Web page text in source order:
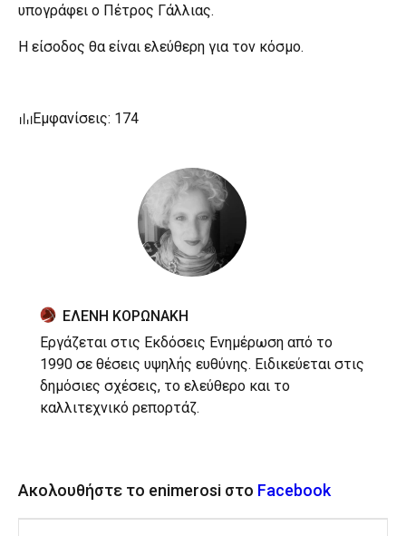
υπογράφει ο Πέτρος Γάλλιας.
Η είσοδος θα είναι ελεύθερη για τον κόσμο.
Εμφανίσεις: 174
ΕΛΕΝΗ ΚΟΡΩΝΑΚΗ
Εργάζεται στις Εκδόσεις Ενημέρωση από το
1990 σε θέσεις υψηλής ευθύνης. Ειδικεύεται στις
δημόσιες σχέσεις, το ελεύθερο και το
καλλιτεχνικό ρεπορτάζ.
Ακολουθήστε το enimerosi στο Facebook